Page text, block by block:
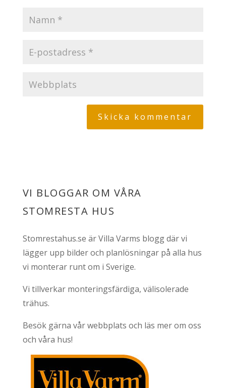
VI BLOGGAR OM VÅRA
STOMRESTA HUS
Stomrestahus.se är Villa Varms blogg där vi
lägger upp bilder och planlösningar på alla hus
vi monterar runt om i Sverige.
Vi tillverkar monteringsfärdiga, välisolerade
trähus.
Besök gärna vår webbplats och läs mer om oss
och våra hus!